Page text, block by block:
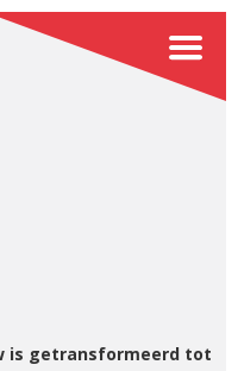
is getransformeerd tot